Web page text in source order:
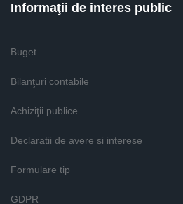
Informaţii de interes public
Buget
Bilanţuri contabile
Achiziţii publice
Declaratii de avere si interese
Formulare tip
GDPR